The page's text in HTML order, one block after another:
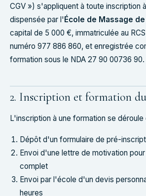
CGV ») s'appliquent à toute inscription
dispensée par l'École de Massage
capital de 5 000 €, immatriculée au
numéro 977 886 860, et enregistrée
formation sous le NDA 27 90 00736 90.
2. Inscription et formation
L'inscription à une formation se
Dépôt d'un formulaire de pré-
Envoi d'une lettre de motivation
complet
Envoi par l'école d'un devis
heures